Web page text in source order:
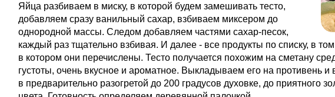
Яйца разбиваем в миску, в которой будем замешивать тесто,
добавляем сразу ванильный сахар, взбиваем миксером до
однородной массы. Следом добавляем частями сахар-песок,
каждый раз тщательно взбивая. И далее - все продукты по списку, в
в котором они перечислены. Тесто получается похожим на сметану
густоты, очень вкусное и ароматное. Выкладываем его на противень и
в предварительно разогретой до 200 градусов духовке, до приятного